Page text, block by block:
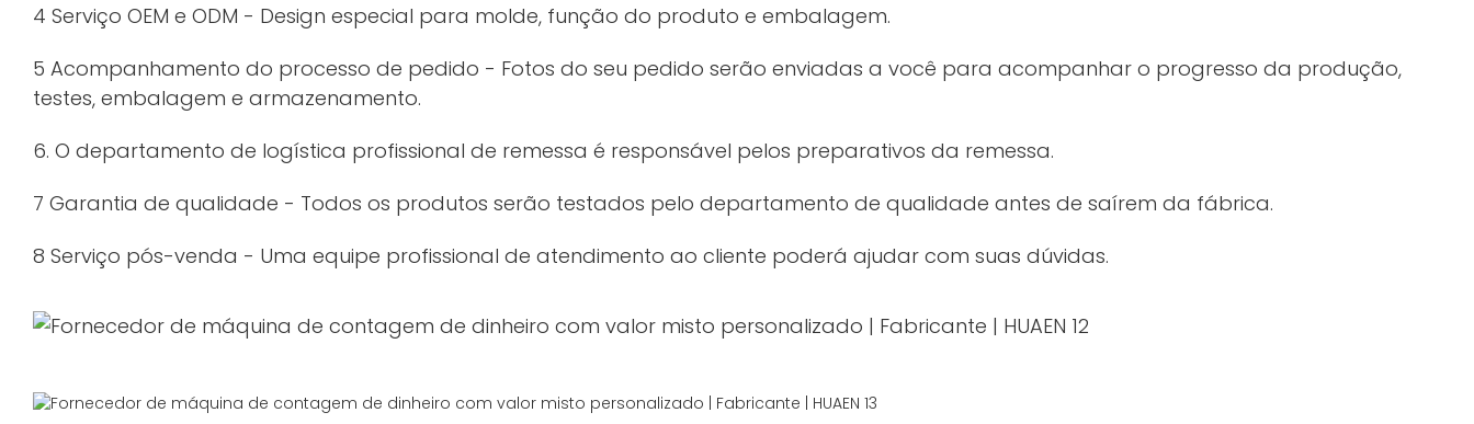
4 Serviço OEM e ODM - Design especial para molde, função do produto e embalagem.
5 Acompanhamento do processo de pedido - Fotos do seu pedido serão enviadas a você para acompanhar o progresso da produção,
testes, embalagem e armazenamento.
6. O departamento de logística profissional de remessa é responsável pelos preparativos da remessa.
7 Garantia de qualidade - Todos os produtos serão testados pelo departamento de qualidade antes de saírem da fábrica.
8 Serviço pós-venda - Uma equipe profissional de atendimento ao cliente poderá ajudar com suas dúvidas.